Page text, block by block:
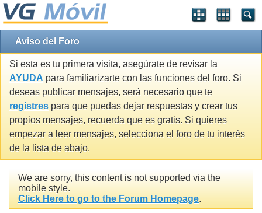
Aviso del Foro
Si esta es tu primera visita, asegúrate de revisar la
AYUDA para familiarizarte con las funciones del foro. Si
deseas publicar mensajes, será necesario que te
registres para que puedas dejar respuestas y crear tus
propios mensajes, recuerda que es gratis. Si quieres
empezar a leer mensajes, selecciona el foro de tu interés
de la lista de abajo.
We are sorry, this content is not supported via the
mobile style.
Click Here to go to the Forum Homepage.